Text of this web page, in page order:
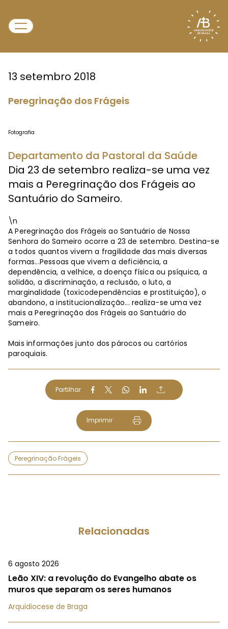
13 setembro 2018
Peregrinação dos Frágeis
Fotografia
Departamento da Pastoral da Saúde
Dia 23 de setembro realiza-se uma vez
mais a Peregrinação dos Frágeis ao
Santuário do Sameiro.
\n
A Peregrinação dos Frágeis ao Santuário de Nossa
Senhora do Sameiro ocorre a 23 de setembro. Destina-se
a todos quantos vivem a fragilidade das mais diversas
formas...Pessoas que vivem a deficiência, a
dependência, a velhice, a doença física ou psíquica, a
solidão, a discriminação, a reclusão, o luto, a
marginalidade (toxicodependências e prostituição), o
abandono, a institucionalização... realiza-se uma vez
mais a Peregrinação dos Frágeis ao Santuário do
Sameiro.
Mais informações junto dos párocos ou cartórios
paroquiais.
Partilhar
Imprimir
Peregrinação Frágeis
Relacionadas
6 agosto 2026
Leão XIV: a revolução do Evangelho abate os
muros que separam os seres humanos
Arquidiocese de Braga